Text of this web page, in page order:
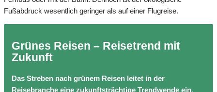
Fußabdruck wesentlich geringer als auf einer Flugreise.
Grünes Reisen – Reisetrend mit
Zukunft
Das Streben nach grünem Reisen leitet in der
Reisebranche eine zukunftsträchtige Trendwende ein.